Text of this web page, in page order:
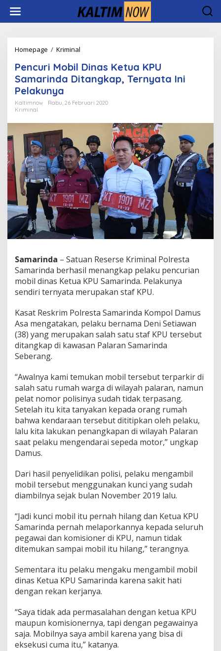
konten
Homepage / Kriminal
Dinas
Ketua
KPU
Ditangkap,
Pencuri Mobil Dinas Ketua KPU
Samarinda Ditangkap, Ternyata Ini
Pelakunya
Kaltimnow
Rabu, 26 Februari 2020
Kriminal
Samarinda – Satuan Reserse Kriminal Polresta
Samarinda berhasil menangkap pelaku pencurian
mobil dinas Ketua KPU Samarinda. Pelakunya
sendiri ternyata merupakan staf KPU.
Kasat Reskrim Polresta Samarinda Kompol Damus
Asa mengatakan, pelaku bernama Deni Setiawan
(38) yang merupakan salah satu staf KPU tersebut
ditangkap di kawasan Palaran Samarinda
Seberang.
“Awalnya kami temukan mobil tersebut terparkir di
salah satu rumah warga di wilayah palaran, namun
pelat nomor polisinya sudah tidak terpasang.
Setelah itu kita tanyakan kepada orang rumah
bahwa kendaraan tersebut dititipkan oleh pelaku,
lalu kita lakukan penangkapan di wilayah Palaran
saat pelaku mengendarai sepeda motor,” ungkap
Damus.
Dari hasil penyelidikan polisi, pelaku mengambil
mobil tersebut menggunakan kunci yang sudah
diambilnya sejak bulan November 2019 lalu.
“Jadi kunci mobil itu pernah hilang dan Ketua KPU
Samarinda pernah melaporkannya kepada seluruh
pegawai dan komisioner di KPU, namun tidak
ditemukan sampai mobil itu hilang,” terangnya.
Sementara itu pelaku mengaku mengambil mobil
dinas Ketua KPU Samarinda karena sakit hati
dengan rekan kerjanya.
“Saya tidak ada permasalahan dengan ketua KPU
maupun komisionernya, tapi dengan pegawainya
saja. Mobilnya saya ambil karena yang bisa di
eksekusi cuma itu,” katanya.